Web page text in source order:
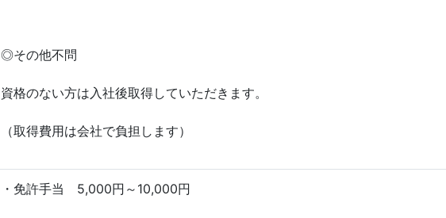
◎その他不問
資格のない方は入社後取得していただきます。
（取得費用は会社で負担します）
・免許手当 5,000円～10,000円